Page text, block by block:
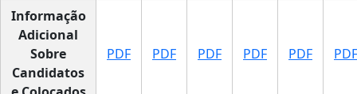
Informação
Adicional
Sobre
Candidatos
PDF PDF PDF PDF PDF PDF